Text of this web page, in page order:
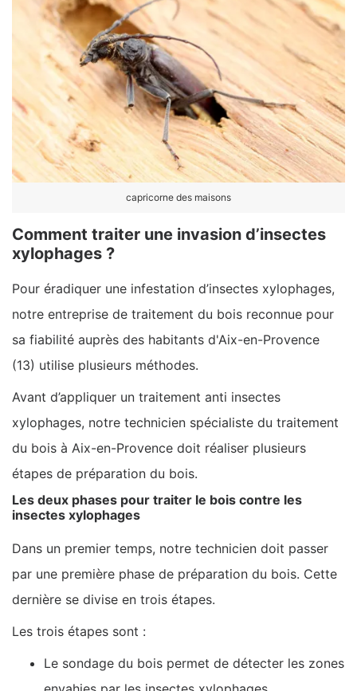
capricorne des maisons
Comment traiter une invasion d’insectes
xylophages ?
Pour éradiquer une infestation d’insectes xylophages,
notre entreprise de traitement du bois reconnue pour
sa fiabilité auprès des habitants d'Aix-en-Provence
(13) utilise plusieurs méthodes.
Avant d’appliquer un traitement anti insectes
xylophages, notre technicien spécialiste du traitement
du bois à Aix-en-Provence doit réaliser plusieurs
étapes de préparation du bois.
Les deux phases pour traiter le bois contre les
insectes xylophages
Dans un premier temps, notre technicien doit passer
par une première phase de préparation du bois. Cette
dernière se divise en trois étapes.
Les trois étapes sont :
Le sondage du bois permet de détecter les zones